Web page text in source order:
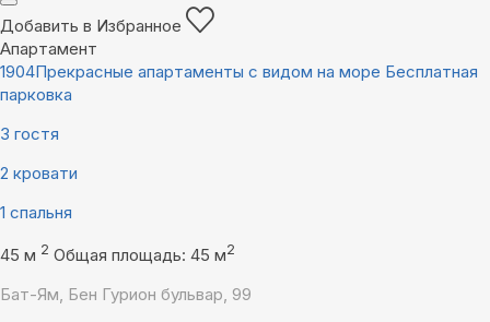
Добавить в Избранное
Апартамент
1904Прекрасные апартаменты с видом на море Бесплатная
парковка
3 гостя
2 кровати
1 спальня
45 м 2 Общая площадь: 45 м2
Бат-Ям, Бен Гурион бульвар, 99